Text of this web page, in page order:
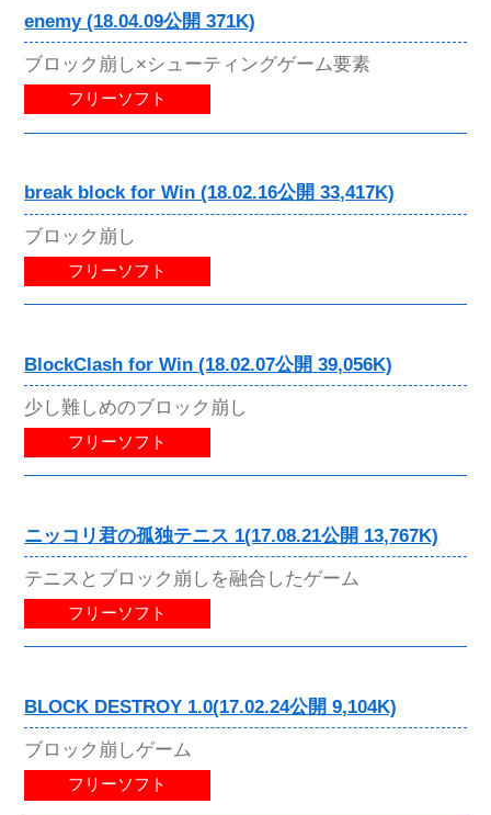
enemy (18.04.09公開 371K)
ブロック崩し×シューティングゲーム要素
フリーソフト
break block for Win (18.02.16公開 33,417K)
ブロック崩し
フリーソフト
BlockClash for Win (18.02.07公開 39,056K)
少し難しめのブロック崩し
フリーソフト
ニッコリ君の孤独テニス 1(17.08.21公開 13,767K)
テニスとブロック崩しを融合したゲーム
フリーソフト
BLOCK DESTROY 1.0(17.02.24公開 9,104K)
ブロック崩しゲーム
フリーソフト